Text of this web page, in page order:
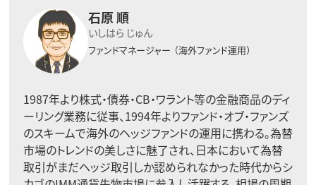
石原 順
いしはら じゅん
ファンドマネージャー （海外ファンド運用）
1987年より株式・債券・CB・ワラント等の金融商品のディ
ーリング業務に従事、1994年よりファンド・オブ・ファンズ
のスキームで海外のヘッジファンドの運用に携わる。為替
市場のトレンドの美しさに魅了され、日本において為替
取引がまだヘッジ取引しか認められなかった時代からシ